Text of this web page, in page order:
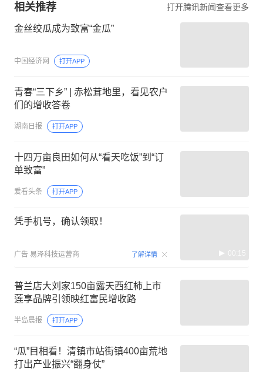
相关推荐 打开腾讯新闻查看更多
金丝绞瓜成为致富“金瓜”
中国经济网 打开APP
青春“三下乡” | 赤松茸地里，看见农户
们的增收答卷
湖南日报 打开APP
十四万亩良田如何从“看天吃饭”到“订
单致富”
爱看头条 打开APP
凭手机号，确认领取！
广告 易泽科技运营商 了解详情 00:15
普兰店大刘家150亩露天西红柿上市
莲享品牌引领映红富民增收路
半岛晨报 打开APP
“瓜”目相看！清镇市站街镇400亩荒地
打出产业振兴“翻身仗”